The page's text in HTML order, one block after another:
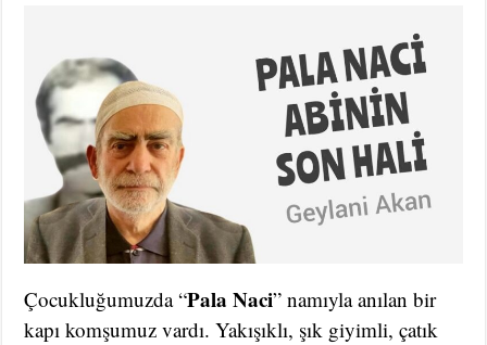
Çocukluğumuzda “Pala Naci” namıyla anılan bir
kapı komşumuz vardı. Yakışıklı, şık giyimli, çatık